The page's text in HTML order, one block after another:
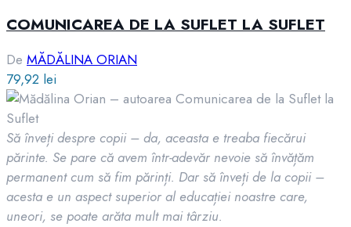
COMUNICAREA DE LA SUFLET LA SUFLET
De MĂDĂLINA ORIAN
79,92 lei
Să înveți despre copii – da, aceasta e treaba fiecărui
părinte. Se pare că avem într-adevăr nevoie să învățăm
permanent cum să fim părinți. Dar să înveți de la copii –
acesta e un aspect superior al educației noastre care,
uneori, se poate arăta mult mai târziu.